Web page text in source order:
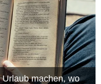
machen, wo